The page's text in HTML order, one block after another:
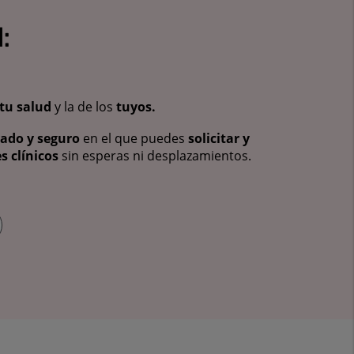
tu salud y la de los tuyos.
y seguro en el que puedes solicitar y
clínicos sin esperas ni desplazamientos.